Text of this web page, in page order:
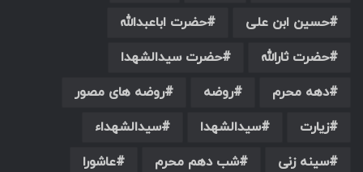
حسین ابن علی
حضرت اباعبدالله
حضرت ثارالله
حضرت سیدالشهدا
دهه محرم
روضه
روضه های مصور
زیارت
سیدالشهدا
سیدالشهداء
سینه زنی
شب دهم محرم
عاشورا